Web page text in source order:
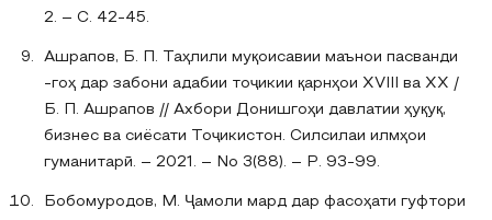
2. – С. 42-45.
Ашрапов, Б. П. Таҳлили муқоисавии маънои пасванди
-гоҳ дар забони адабии тоҷикии қарнҳои XVIII ва XX /
Б. П. Ашрапов // Ахбори Донишгоҳи давлатии ҳуқуқ,
бизнес ва сиёсати Тоҷикистон. Силсилаи илмҳои
гуманитарӣ. – 2021. – No 3(88). – P. 93-99.
Бобомуродов, М. Ҷамоли мард дар фасоҳати гуфтори